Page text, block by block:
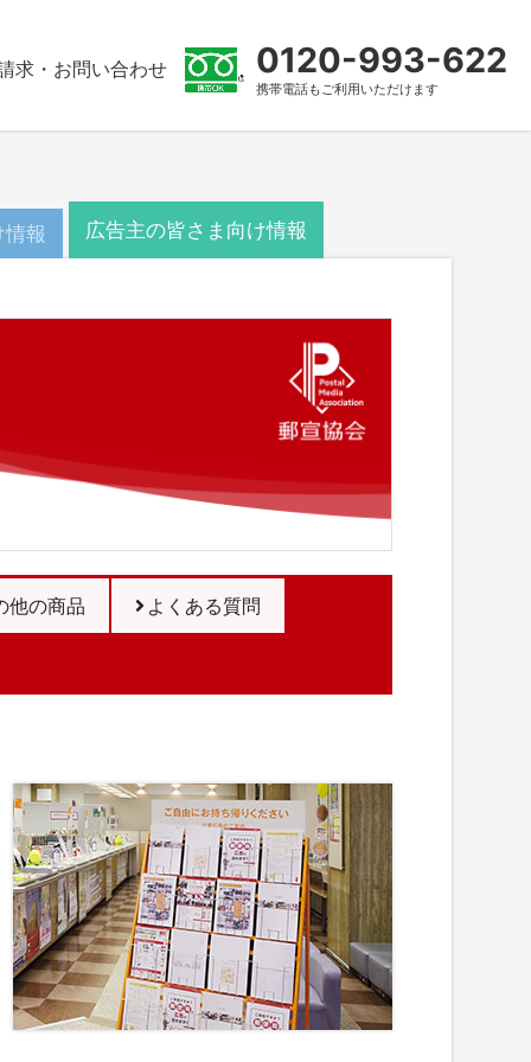
求・お問い合わせ 0120-993-622
携帯電話もご利用いただけます
報 広告主の皆さま向け情報
他の商品 よくある質問